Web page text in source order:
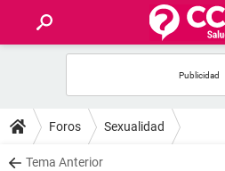
FOROS
SALUD
Foros Sexualidad
Tema Anterior